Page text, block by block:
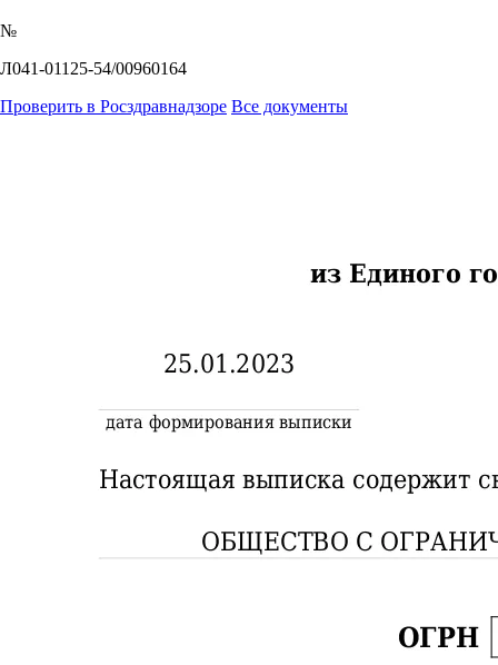
№
Л041-01125-54/00960164
Проверить в Росздравнадзоре Все документы